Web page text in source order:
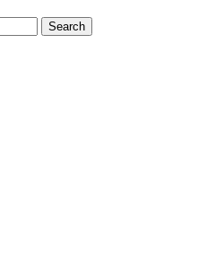
Search